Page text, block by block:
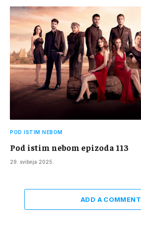
POD ISTIM NEBOM
Pod istim nebom epizoda 113
29. svibnja 2025.
ADD A COMMENT